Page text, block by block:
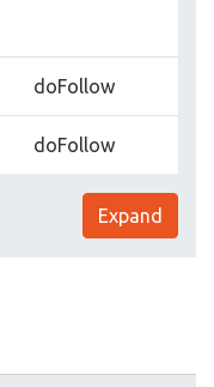
doFollow
doFollow
Expand